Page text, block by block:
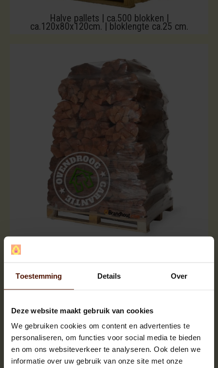
Toestemming Details Over
Deze website maakt gebruik van cookies
We gebruiken cookies om content en advertenties te
personaliseren, om functies voor social media te bieden
en om ons websiteverkeer te analyseren. Ook delen we
informatie over uw gebruik van onze site met onze
Halve pallets | ca.500 blokken |
ca.120x80x120cm. | bloklengte ca.25 cm.
Netzakken | 60 of 90 stuks | bloklengte ca.25 cm.